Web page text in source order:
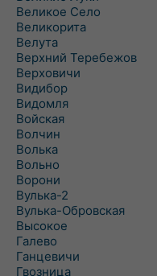
Великое Село
Великорита
Велута
Верхний Теребежов
Верховичи
Видибор
Видомля
Войская
Волчин
Волька
Вольно
Ворони
Вулька-2
Вулька-Обровская
Высокое
Галево
Ганцевичи
Гвозница